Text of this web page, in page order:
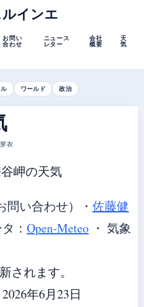
インエ
お問い
合わせ
ニュース
レター
会社
概要
天
気
ワールド 政治
衣
岬の天気
問い合わせ） ・ 佐藤健
： Open-Meteo ・ 気象
されます。
年6月23日